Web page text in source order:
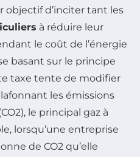
objectif d’inciter tant les
à réduire leur
le coût de l’énergie
basant sur le principe
taxe tente de modifier
les émissions
le principal gaz à
lorsqu’une entreprise
de CO2 qu’elle